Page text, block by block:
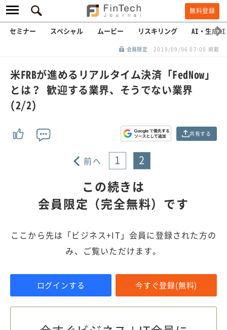
無料登録
セミナー スペシャル ムービー リスキリング AI・生成AI
会員限定 2019/09/06 07:00 掲載
米FRBが進めるリアルタイム決済「FedNow」
とは？ 歓迎する業界、そうでない業界
(2/2)
共有する
前へ 1 2
この続きは
会員限定（完全無料）です
ここから先は「ビジネス+IT」会員に登録された方の
み、ご覧いただけます。
ログインする 今すぐ登録(無料)